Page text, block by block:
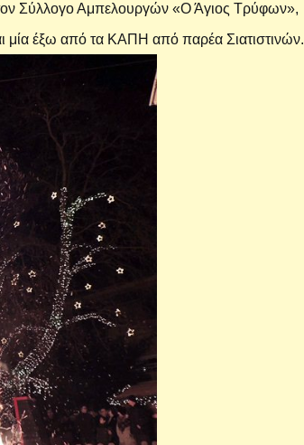
Σύλλογο Αμπελουργών «Ο Άγιος Τρύφων»,
μία έξω από τα ΚΑΠΗ από παρέα Σιατιστινών.